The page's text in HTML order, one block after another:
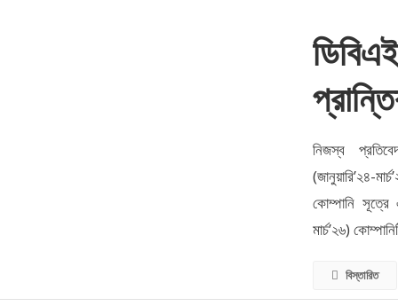
নিজস্ব
(জানুয়ারি’২৪-
কোম্পানি সূত্রে
মার্চ’২৬)
বিস্তারিত